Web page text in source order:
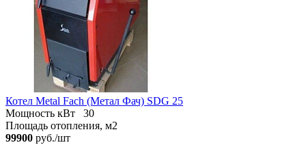
Котел Metal Fach (Метал Фач) SDG 25
Мощность кВт
30
Площадь отопления, м2
99900 руб./шт